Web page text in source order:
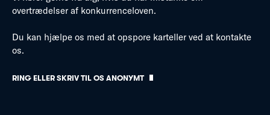
overtrædelser af konkurrenceloven.
Du kan hjælpe os med at opspore karteller ved at kontakte
os.
RING ELLER SKRIV TIL OS ANONYMT